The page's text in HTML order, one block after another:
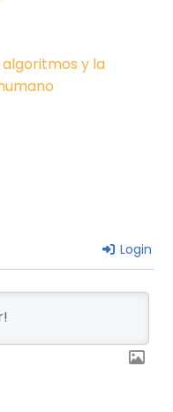
algoritmos y la
Login